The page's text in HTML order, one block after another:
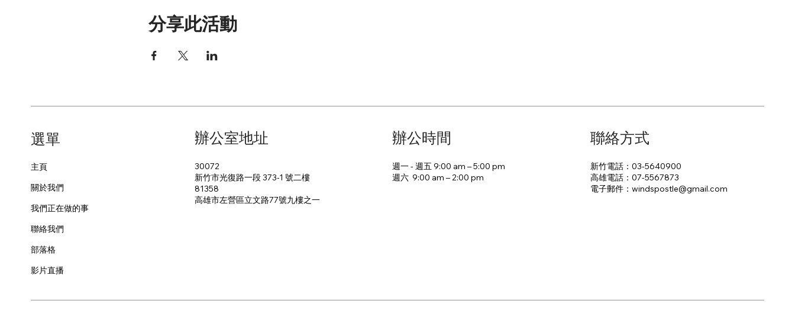
分享此活動
主頁
關於我們
我們正在做的事
聯絡我們
部落格
影片直播
​選單 辦公室地址
30072
新竹市光復路一段 373-1 號二樓
81358
​高雄市左營區立文路77號九樓之一
週一 - 週五 9:00 am – 5:00 pm
週六 9:00 am – 2:00 pm​
辦公時間
新竹電話：03-5640900
高雄電話：07-5567873
電子郵件：​windspostle@gmail.com
聯絡方式